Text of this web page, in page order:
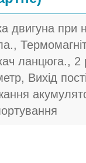
двигуна при
ланцюга., 2
Вихід